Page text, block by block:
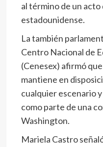
al término de un acto
estadounidense.
La también
Centro Nacional de
(Cenesex) afirmó
mantiene en
cualquier escenario
como parte de una
Washington.
Mariela Castro